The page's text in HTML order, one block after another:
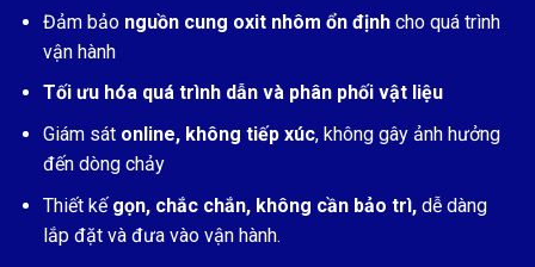
Đảm bảo nguồn cung oxit nhôm ổn địnhcho quá trình
vận hành
Tối ưu hóa quá trình dẫn và phân phối vật liệu
Giám sát online, không tiếp xúc, không gây ảnh hưởng
đến dòng chảy
Thiết kế gọn, chắc chắn, không cần bảo trì, dễ dàng
lắp đặt và đưa vào vận hành.